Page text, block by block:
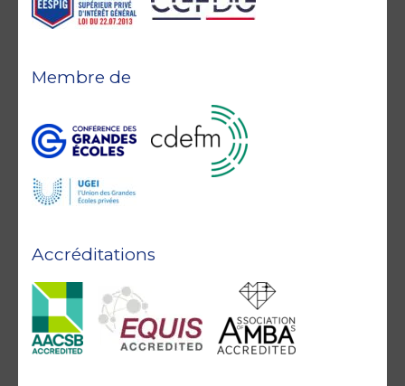
Accréditations
Membre de